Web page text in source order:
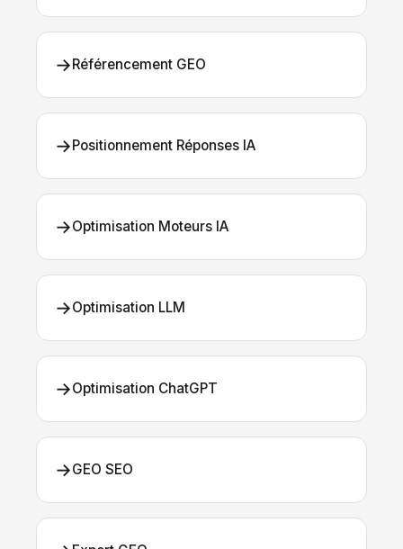
→Référencement GEO
→Positionnement Réponses IA
→Optimisation Moteurs IA
→Optimisation LLM
→Optimisation ChatGPT
→GEO SEO